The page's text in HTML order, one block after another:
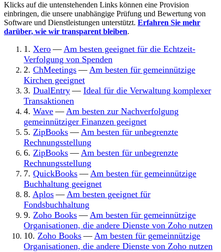
Klicks auf die untenstehenden Links können eine Provision
einbringen, die unsere unabhängige Prüfung und Bewertung von
Software und Dienstleistungen unterstützt. Erfahren Sie mehr
darüber, wie wir transparent bleiben.
1. Xero —Am besten geeignet für die Echtzeit-
Verfolgung von Spenden
2. ChMeetings —Am besten für gemeinnützige
Kirchen geeignet
3. DualEntry — Ideal für die Verwaltung komplexer
Transaktionen
4. Wave —Am besten zur Nachverfolgung
gemeinnütziger Finanzen geeignet
5. ZipBooks —Am besten für unbegrenzte
Rechnungsstellung
6. ZipBooks —Am besten für unbegrenzte
Rechnungsstellung
7. QuickBooks —Am besten für gemeinnützige
Buchhaltung geeignet
8. Aplos —Am besten geeignet für
Fondsbuchhaltung
9. Zoho Books —Am besten für gemeinnützige
Organisationen, die andere Dienste von Zoho nutzen
10. Zoho Books —Am besten für gemeinnützige
Organisationen, die andere Dienste von Zoho nutzen